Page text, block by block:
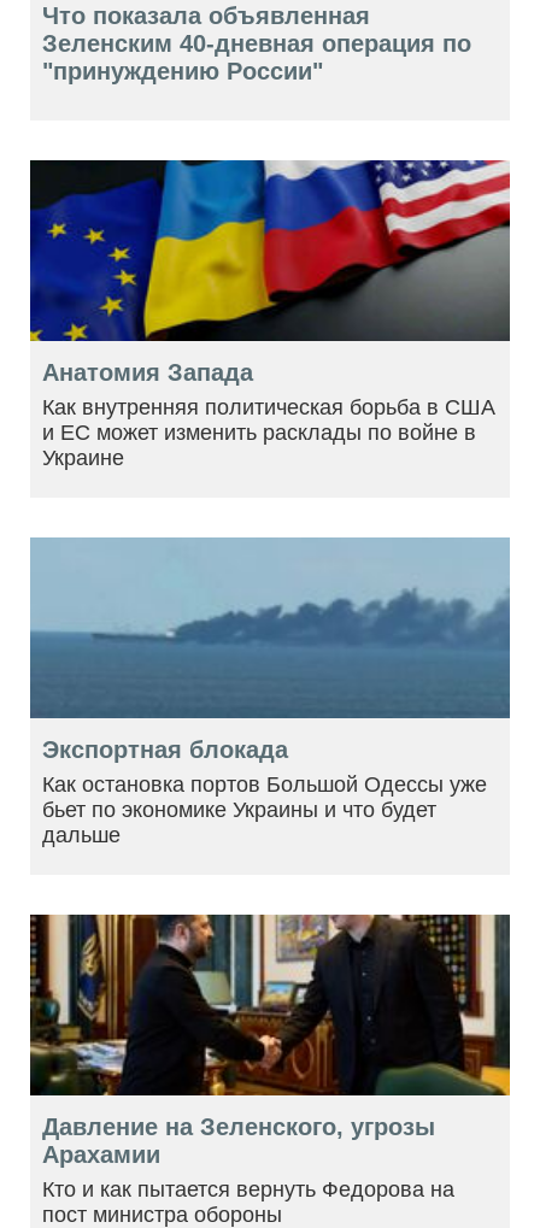
Что показала объявленная
Зеленским 40-дневная операция по
"принуждению России"
Анатомия Запада
Как внутренняя политическая борьба в США
и ЕС может изменить расклады по войне в
Украине
Экспортная блокада
Как остановка портов Большой Одессы уже
бьет по экономике Украины и что будет
дальше
Давление на Зеленского, угрозы
Арахамии
Кто и как пытается вернуть Федорова на
пост министра обороны